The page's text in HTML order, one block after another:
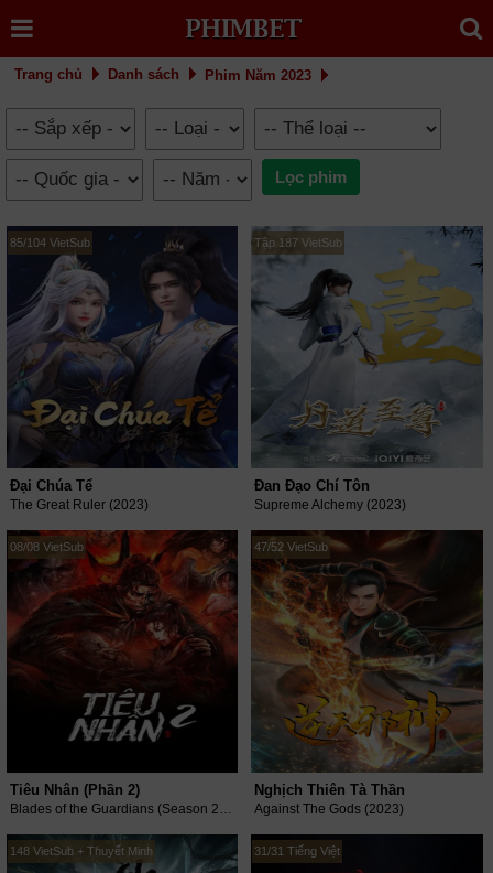
Trang chủ Danh sách Phim Năm 2023
85/104 VietSub
Đại Chúa Tể
The Great Ruler (2023)
Tập 187 VietSub
Đan Đạo Chí Tôn
Supreme Alchemy (2023)
08/08 VietSub
Tiêu Nhân (Phần 2)
Blades of the Guardians (Season 2) (2023)
47/52 VietSub
Nghịch Thiên Tà Thần
Against The Gods (2023)
148 VietSub + Thuyết Minh 31/31 Tiếng Việt